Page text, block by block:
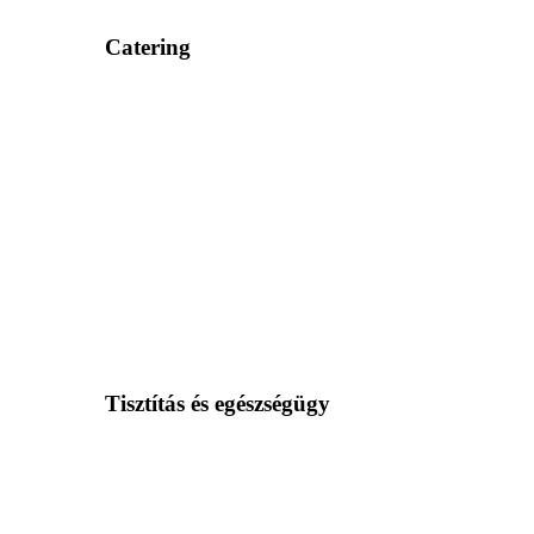
Catering
Tisztítás és egészségügy